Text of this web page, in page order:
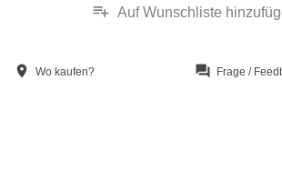
playlist_add Auf Wunschliste
location_on Wo kaufen? question_answer Frage /